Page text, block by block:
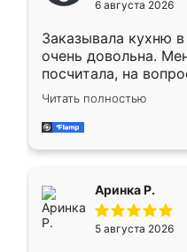
мебели буду6 августа 2026
Заказывала кухню
очень довольна.
посчитала, на
Замерщик приехал
делу со всей
за день, ребята
Читать полностью
Аринка Р.
5 августа 2026